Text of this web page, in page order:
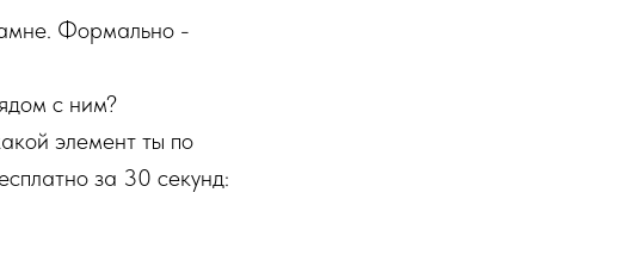
Формально -
с ним?
элемент ты по
за 30 секунд: